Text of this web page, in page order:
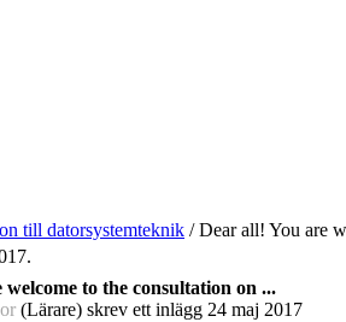
till datorsystemteknik /Dear all! You are
to the consultation on ...
(Lärare) skrev ett inlägg 24 maj 2017